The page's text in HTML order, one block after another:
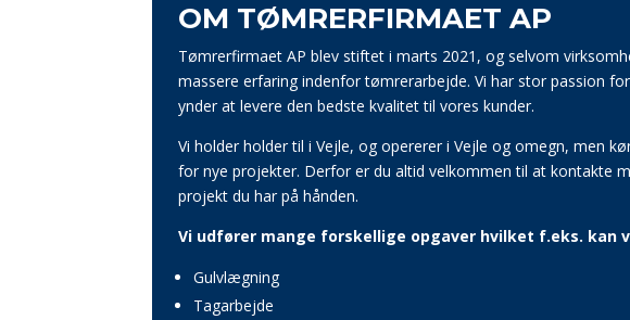
OM TØMRERFIRMAET AP
Tømrerfirmaet AP blev stiftet i marts 2021, og selvom
massere erfaring indenfor tømrerarbejde. Vi har stor passion
ynder at levere den bedste kvalitet til vores kunder.
Vi holder holder til i Vejle, og opererer i Vejle og omegn, men
for nye projekter. Derfor er du altid velkommen til at kontakte
projekt du har på hånden.
Vi udfører mange forskellige opgaver hvilket f.eks. kan
Gulvlægning
Tagarbejde